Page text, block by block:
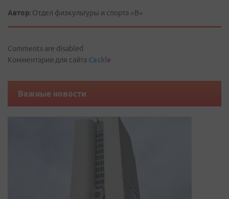
Автор: Отдел физкультуры и спорта «В»
Comments are disabled
Комментарии для сайта Cackle
Важные новости